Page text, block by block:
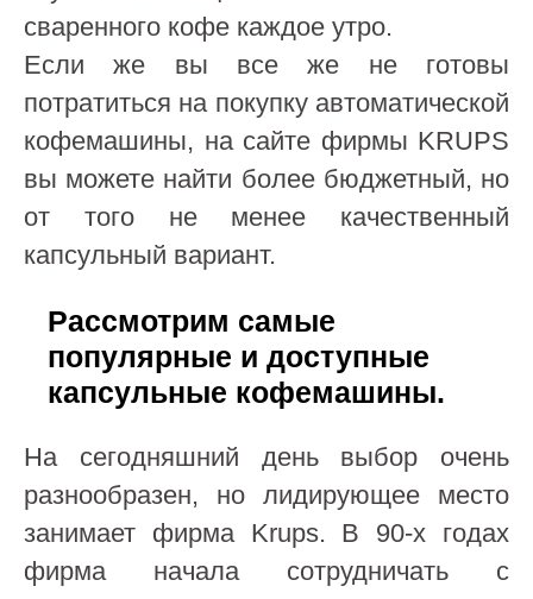
сваренного кофе каждое утро.
Если же вы все же не готовы
потратиться на покупку автоматической
кофемашины, на сайте фирмы KRUPS
вы можете найти более бюджетный, но
от того не менее качественный
капсульный вариант.
Рассмотрим самые
популярные и доступные
капсульные кофемашины.
На сегодняшний день выбор очень
разнообразен, но лидирующее место
занимает фирма Krups. В 90-х годах
фирма начала сотрудничать с